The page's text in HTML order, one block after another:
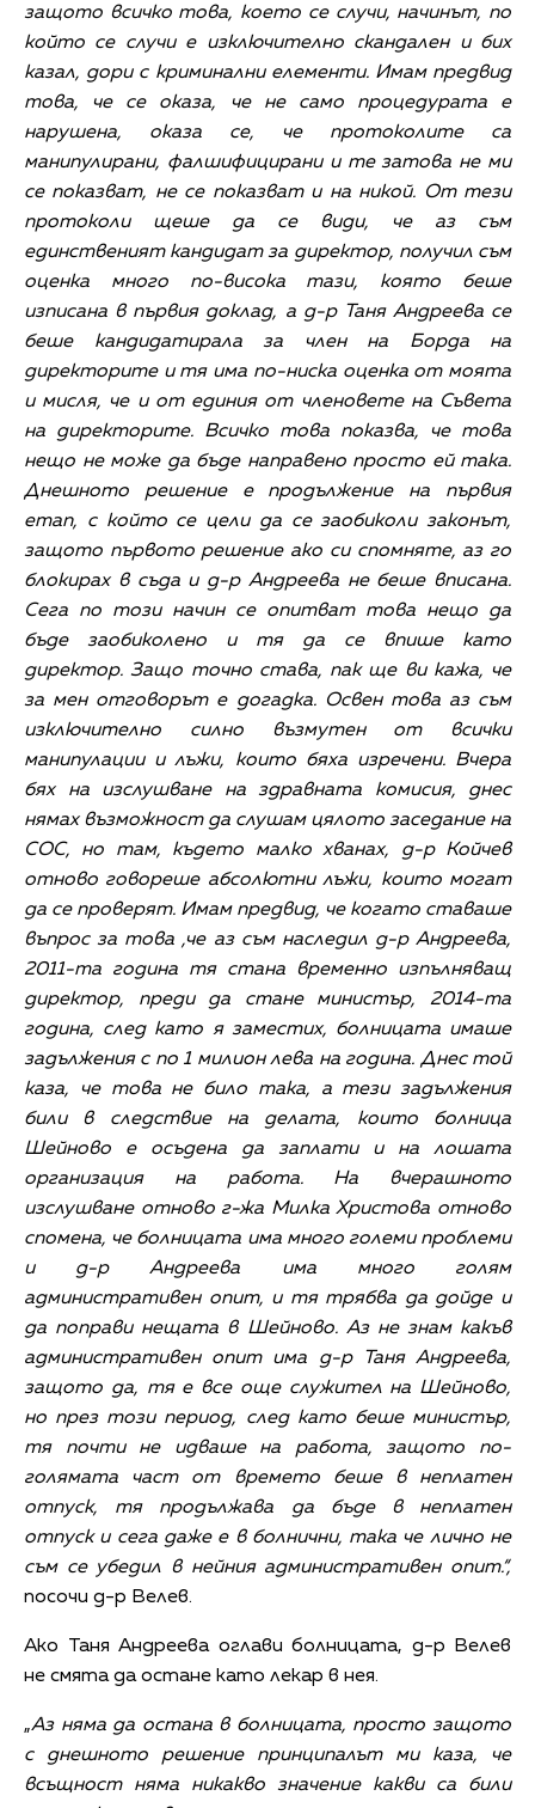
защото всичко това, което се случи, начинът, по
който се случи е изключително скандален и бих
казал, дори с криминални елементи. Имам предвид
това, че се оказа, че не само процедурата е
нарушена, оказа се, че протоколите са
манипулирани, фалшифицирани и те затова не ми
се показват, не се показват и на никой. От тези
протоколи щеше да се види, че аз съм
единственият кандидат за директор, получил съм
оценка много по-висока тази, която беше
изписана в първия доклад, а д-р Таня Андреева се
беше кандидатирала за член на Борда на
директорите и тя има по-ниска оценка от моята
и мисля, че и от единия от членовете на Съвета
на директорите. Всичко това показва, че това
нещо не може да бъде направено просто ей така.
Днешното решение е продължение на първия
етап, с който се цели да се заобиколи законът,
защото първото решение ако си спомняте, аз го
блокирах в съда и д-р Андреева не беше вписана.
Сега по този начин се опитват това нещо да
бъде заобиколено и тя да се впише като
директор. Защо точно става, пак ще ви кажа, че
за мен отговорът е догадка. Освен това аз съм
изключително силно възмутен от всички
манипулации и лъжи, които бяха изречени. Вчера
бях на изслушване на здравната комисия, днес
нямах възможност да слушам цялото заседание на
СОС, но там, където малко хванах, д-р Койчев
отново говореше абсолютни лъжи, които могат
да се проверят. Имам предвид, че когато ставаше
въпрос за това ,че аз съм наследил д-р Андреева,
2011-та година тя стана временно изпълняващ
директор, преди да стане министър, 2014-та
година, след като я заместих, болницата имаше
задължения с по 1 милион лева на година. Днес той
каза, че това не било така, а тези задължения
били в следствие на делата, които болница
Шейново е осъдена да заплати и на лошата
организация на работа. На вчерашното
изслушване отново г-жа Милка Христова отново
спомена, че болницата има много големи проблеми
и д-р Андреева има много голям
административен опит, и тя трябва да дойде и
да поправи нещата в Шейново. Аз не знам какъв
административен опит има д-р Таня Андреева,
защото да, тя е все още служител на Шейново,
но през този период, след като беше министър,
тя почти не идваше на работа, защото по-
голямата част от времето беше в неплатен
отпуск, тя продължава да бъде в неплатен
отпуск и сега даже е в болнични, така че лично не
съм се убедил в нейния административен опит.“,
посочи д-р Велев.
Ако Таня Андреева оглави болницата, д-р Велев
не смята да остане като лекар в нея.
„Аз няма да остана в болницата, просто защото
с днешното решение принципалът ми каза, че
всъщност няма никакво значение какви са били